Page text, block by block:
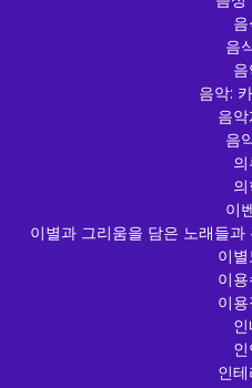
음
음
음악:
음악
음
이
이별과 그리움을 담은 노래들
이별
이용
이용
인
인
인테